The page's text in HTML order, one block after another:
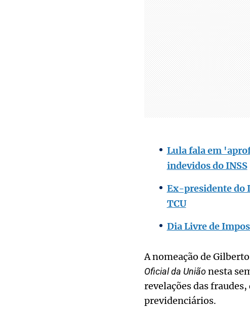
Lula fala em
indevidos do INSS
Ex-presidente do
TCU
Dia Livre de
A nomeação de
Oficial da Uniãonesta
revelações das
previdenciários.